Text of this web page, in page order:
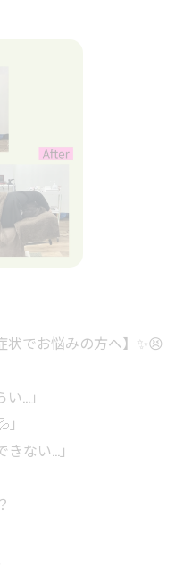
でお悩みの方へ】✨😣
…」
ない…」